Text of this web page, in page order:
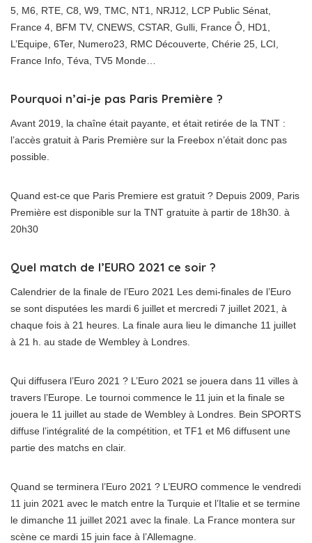
5, M6, RTE, C8, W9, TMC, NT1, NRJ12, LCP Public Sénat,
France 4, BFM TV, CNEWS, CSTAR, Gulli, France Ô, HD1,
L’Equipe, 6Ter, Numero23, RMC Découverte, Chérie 25, LCI,
France Info, Téva, TV5 Monde…
Pourquoi n’ai-je pas Paris Première ?
Avant 2019, la chaîne était payante, et était retirée de la TNT :
l’accès gratuit à Paris Première sur la Freebox n’était donc pas
possible.
Quand est-ce que Paris Premiere est gratuit ? Depuis 2009, Paris
Première est disponible sur la TNT gratuite à partir de 18h30. à
20h30
Quel match de l’EURO 2021 ce soir ?
Calendrier de la finale de l’Euro 2021 Les demi-finales de l’Euro
se sont disputées les mardi 6 juillet et mercredi 7 juillet 2021, à
chaque fois à 21 heures. La finale aura lieu le dimanche 11 juillet
à 21 h. au stade de Wembley à Londres.
Qui diffusera l’Euro 2021 ? L’Euro 2021 se jouera dans 11 villes à
travers l’Europe. Le tournoi commence le 11 juin et la finale se
jouera le 11 juillet au stade de Wembley à Londres. Bein SPORTS
diffuse l’intégralité de la compétition, et TF1 et M6 diffusent une
partie des matchs en clair.
Quand se terminera l’Euro 2021 ? L’EURO commence le vendredi
11 juin 2021 avec le match entre la Turquie et l’Italie et se termine
le dimanche 11 juillet 2021 avec la finale. La France montera sur
scène ce mardi 15 juin face à l’Allemagne.